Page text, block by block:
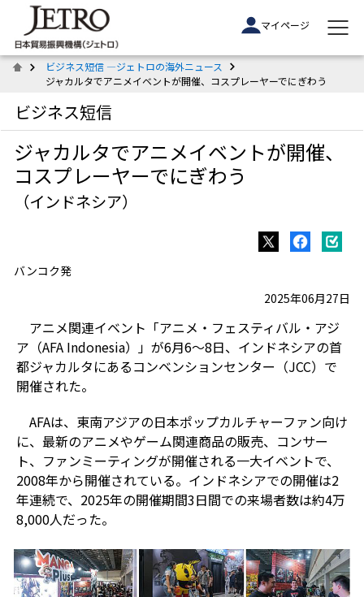
マイページ
ビジネス短信 ―ジェトロの海外ニュース
ジャカルタでアニメイベントが開催、コスプレーヤーでにぎわう
ビジネス短信
ジャカルタでアニメイベントが開催、
コスプレーヤーでにぎわう
（インドネシア）
バンコク発
2025年06月27日
アニメ関連イベント「アニメ・フェスティバル・アジ
ア（AFA Indonesia）」が6月6～8日、インドネシアの首
都ジャカルタにあるコンベンションセンター（JCC）で
開催された。
AFAは、東南アジアの日本ポップカルチャーファン向け
に、最新のアニメやゲーム関連商品の販売、コンサー
ト、ファンミーティングが開催される一大イベントで、
2008年から開催されている。インドネシアでの開催は2
年連続で、 2025年の開催期間3日間での来場者数は約4万
8,000人だった。